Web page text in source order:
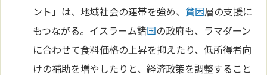
ント」は、地域社会の連帯を強め、 貧困層の支援に
もつながる。イスラーム諸国の政府も、ラマダーン
に合わせて食料価格の上昇を抑えたり、低所得者向
けの補助を増やしたりと、経済政策を調整すること